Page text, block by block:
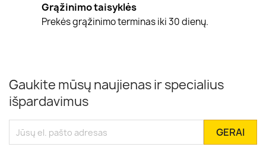
Grąžinimo taisyklės
Prekės grąžinimo terminas iki 30 dienų.
Gaukite mūsų naujienas ir specialius
išpardavimus